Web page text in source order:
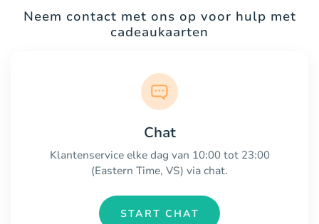
Neem contact met ons op voor hulp met
cadeaukaarten
Chat
Klantenservice elke dag van 10:00 tot 23:00
(Eastern Time, VS) via chat.
START CHAT